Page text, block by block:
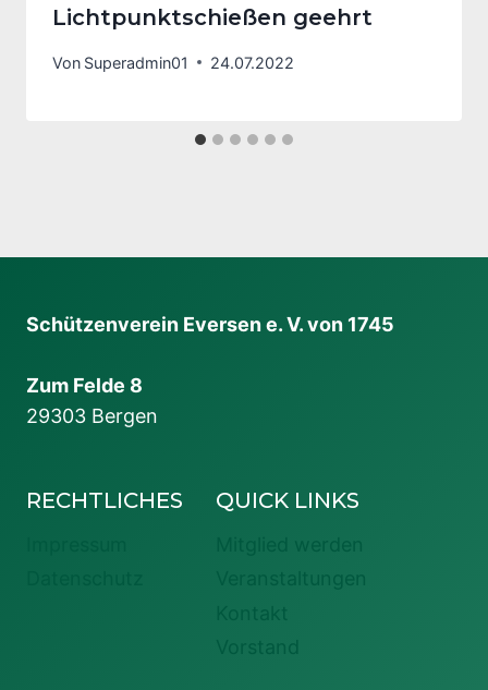
Lichtpunktschießen geehrt
Von Superadmin01 24.07.2022
Schützenverein Eversen e. V. von 1745
Zum Felde 8
29303 Bergen
RECHTLICHES QUICK LINKS